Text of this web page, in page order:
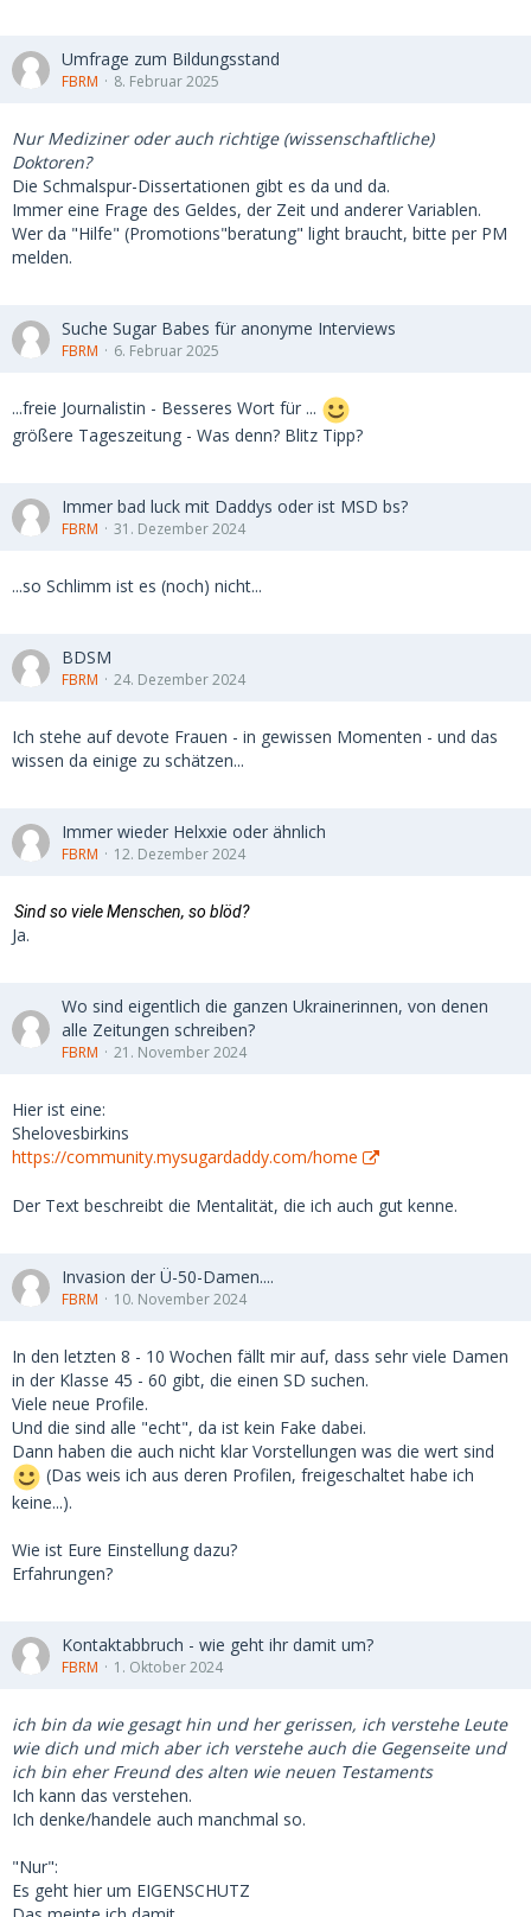
Umfrage zum Bildungsstand
FBRM 8. Februar 2025
Nur Mediziner oder auch richtige (wissenschaftliche)
Doktoren?
Die Schmalspur-Dissertationen gibt es da und da.
Immer eine Frage des Geldes, der Zeit und anderer Variablen.
Wer da "Hilfe" (Promotions"beratung" light braucht, bitte per PM
melden.
Suche Sugar Babes für anonyme Interviews
FBRM 6. Februar 2025
...freie Journalistin - Besseres Wort für ...
größere Tageszeitung - Was denn? Blitz Tipp?
Immer bad luck mit Daddys oder ist MSD bs?
FBRM 31. Dezember 2024
...so Schlimm ist es (noch) nicht...
BDSM
FBRM 24. Dezember 2024
Ich stehe auf devote Frauen - in gewissen Momenten - und das
wissen da einige zu schätzen...
Immer wieder Helxxie oder ähnlich
FBRM 12. Dezember 2024
Sind so viele Menschen, so blöd?
Ja.
Wo sind eigentlich die ganzen Ukrainerinnen, von denen
alle Zeitungen schreiben?
FBRM 21. November 2024
Hier ist eine:
Shelovesbirkins
https://community.mysugardaddy.com/home
Der Text beschreibt die Mentalität, die ich auch gut kenne.
Invasion der Ü-50-Damen....
FBRM 10. November 2024
In den letzten 8 - 10 Wochen fällt mir auf, dass sehr viele Damen
in der Klasse 45 - 60 gibt, die einen SD suchen.
Viele neue Profile.
Und die sind alle "echt", da ist kein Fake dabei.
Dann haben die auch nicht klar Vorstellungen was die wert sind
(Das weis ich aus deren Profilen, freigeschaltet habe ich
keine...).
Wie ist Eure Einstellung dazu?
Erfahrungen?
Kontaktabbruch - wie geht ihr damit um?
FBRM 1. Oktober 2024
ich bin da wie gesagt hin und her gerissen, ich verstehe Leute
wie dich und mich aber ich verstehe auch die Gegenseite und
ich bin eher Freund des alten wie neuen Testaments
Ich kann das verstehen.
Ich denke/handele auch manchmal so.
"Nur":
Es geht hier um EIGENSCHUTZ